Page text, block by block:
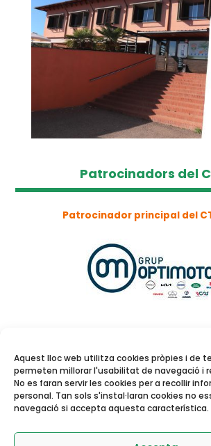
Aquest lloc web utilitza cookies pròpies i de
permeten millorar l'usabilitat de navegació i
No es faran servir les cookies per a recollir
personal. Tan sols s'instal·laran cookies no
navegació si accepta aquesta característica.
Patrocinadors del
Patrocinador principal del